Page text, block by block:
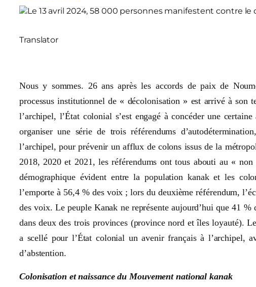
Translator
Nous y sommes. 26 ans après les accords de paix de
processus institutionnel de « décolonisation » est arrivé à
l’archipel, l’État colonial s’est engagé à concéder une
organiser une série de trois référendums
l’archipel, pour prévenir un afflux de colons issus de la
2018, 2020 et 2021, les référendums ont tous abouti au «
démographique évident entre la population kanak et les
l’emporte à 56,4 % des voix ; lors du deuxième référendum,
des voix. Le peuple Kanak ne représente aujourd’hui que 41
dans deux des trois provinces (province nord et îles loyauté).
a scellé pour l’État colonial un avenir français à l’archipel,
d’abstention.
Colonisation et naissance du Mouvement national kanak